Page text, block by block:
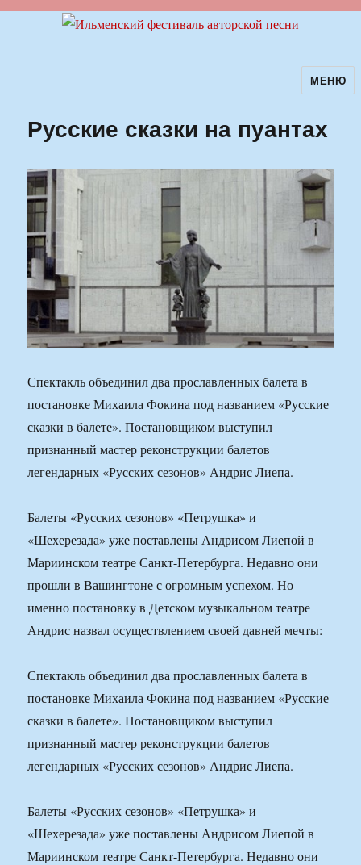
Ильменский фестиваль авторскойМЕНЮ
Русские сказки на пуантах
Спектакль объединил два прославленных балета в
постановке Михаила Фокина под названием «Русские
сказки в балете». Постановщиком выступил
признанный мастер реконструкции балетов
легендарных «Русских сезонов» Андрис Лиепа.
Балеты «Русских сезонов» «Петрушка» и
«Шехерезада» уже поставлены Андрисом Лиепой в
Мариинском театре Санкт-Петербурга. Недавно они
прошли в Вашингтоне с огромным успехом. Но
именно постановку в Детском музыкальном театре
Андрис назвал осуществлением своей давней мечты:
Спектакль объединил два прославленных балета в
постановке Михаила Фокина под названием «Русские
сказки в балете». Постановщиком выступил
признанный мастер реконструкции балетов
легендарных «Русских сезонов» Андрис Лиепа.
Балеты «Русских сезонов» «Петрушка» и
«Шехерезада» уже поставлены Андрисом Лиепой в
Мариинском театре Санкт-Петербурга. Недавно они